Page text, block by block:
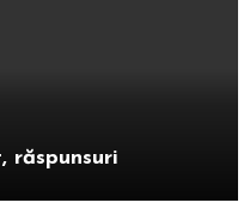
răspunsuri